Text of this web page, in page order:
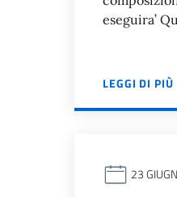
eseguira’
LEGGI DI PIÙ
23